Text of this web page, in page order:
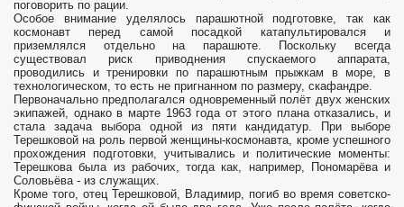
поговорить по рации.
Особое внимание уделялось парашютной подготовке, так как
космонавт перед самой посадкой катапультировался и
приземлялся отдельно на парашюте. Поскольку всегда
существовал риск приводнения спускаемого аппарата,
проводились и тренировки по парашютным прыжкам в море, в
технологическом, то есть не пригнанном по размеру, скафандре.
Первоначально предполагался одновременный полёт двух женских
экипажей, однако в марте 1963 года от этого плана отказались, и
стала задача выбора одной из пяти кандидатур. При выборе
Терешковой на роль первой женщины-космонавта, кроме успешного
прохождения подготовки, учитывались и политические моменты:
Терешкова была из рабочих, тогда как, например, Пономарёва и
Соловьёва - из служащих.
Кроме того, отец Терешковой, Владимир, погиб во время советско-